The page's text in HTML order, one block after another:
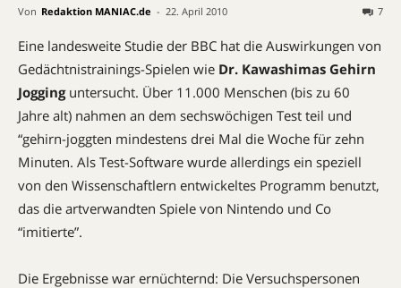
Von Redaktion MANIAC.de - 22. April 2010 7
Eine landesweite Studie der BBC hat die Auswirkungen von
Gedächtnistrainings-Spielen wie Dr. Kawashimas Gehirn
Jogginguntersucht. Über 11.000 Menschen (bis zu 60
Jahre alt) nahmen an dem sechswöchigen Test teil und
“gehirn-joggten mindestens drei Mal die Woche für zehn
Minuten. Als Test-Software wurde allerdings ein speziell
von den Wissenschaftlern entwickeltes Programm benutzt,
das die artverwandten Spiele von Nintendo und Co
“imitierte”.
Die Ergebnisse war ernüchternd: Die Versuchspersonen